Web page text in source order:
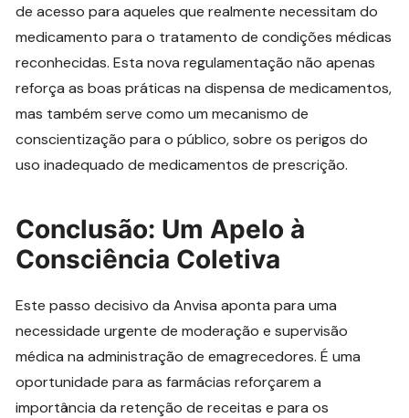
de acesso para aqueles que realmente necessitam do
medicamento para o tratamento de condições médicas
reconhecidas. Esta nova regulamentação não apenas
reforça as boas práticas na dispensa de medicamentos,
mas também serve como um mecanismo de
conscientização para o público, sobre os perigos do
uso inadequado de medicamentos de prescrição.
Conclusão: Um Apelo à
Consciência Coletiva
Este passo decisivo da Anvisa aponta para uma
necessidade urgente de moderação e supervisão
médica na administração de emagrecedores. É uma
oportunidade para as farmácias reforçarem a
importância da retenção de receitas e para os